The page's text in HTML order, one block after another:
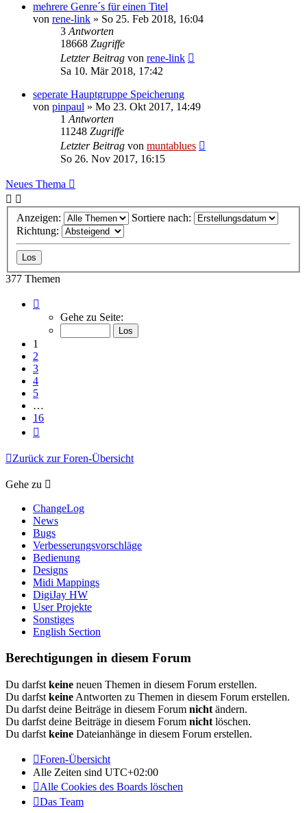
mehrere Genre´s für einen Titel
von rene-link » So 25. Feb 2018, 16:04
3 Antworten
18668 Zugriffe
Letzter Beitrag von rene-link
Sa 10. Mär 2018, 17:42
seperate Hauptgruppe Speicherung
von pinpaul » Mo 23. Okt 2017, 14:49
1 Antworten
11248 Zugriffe
Letzter Beitrag von muntablues
So 26. Nov 2017, 16:15
Neues Thema
Anzeigen:
Sortiere nach:
Richtung:
377 Themen
von
Gehe zu Seite:
1
2
3
4
5
…
16
Zurück zur Foren-Übersicht
Gehe zu
ChangeLog
News
Bugs
Verbesserungsvorschläge
Bedienung
Designs
Midi Mappings
DigiJay HW
User Projekte
Sonstiges
English Section
Berechtigungen in diesem Forum
Du darfst keine neuen Themen in diesem Forum erstellen.
Du darfst keine Antworten zu Themen in diesem Forum erstellen.
Du darfst deine Beiträge in diesem Forum nicht ändern.
Du darfst deine Beiträge in diesem Forum nicht löschen.
Du darfst keine Dateianhänge in diesem Forum erstellen.
Foren-Übersicht
Alle Zeiten sind UTC+02:00
Alle Cookies des Boards löschen
Das Team